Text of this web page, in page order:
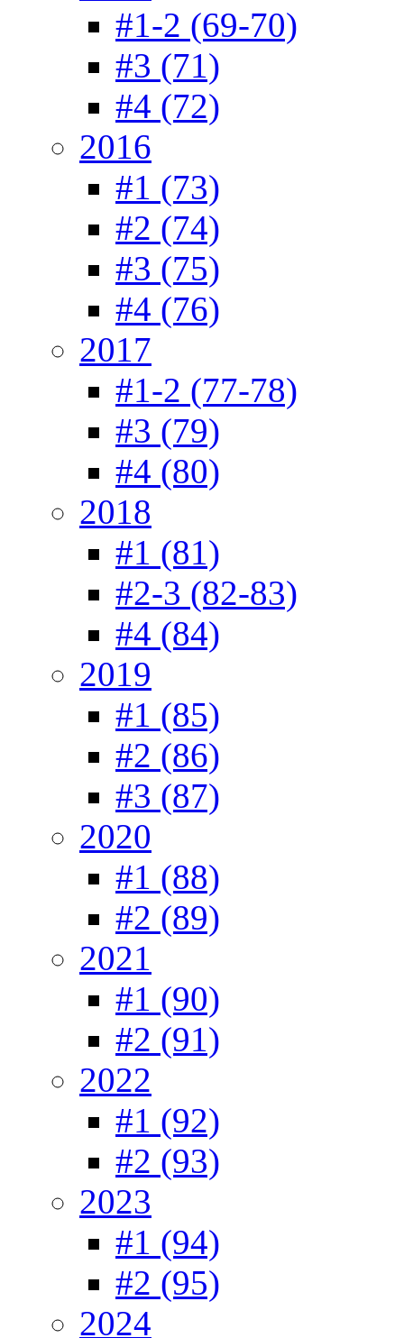
#1-2 (69-70)
#3 (71)
#4 (72)
2016
#1 (73)
#2 (74)
#3 (75)
#4 (76)
2017
#1-2 (77-78)
#3 (79)
#4 (80)
2018
#1 (81)
#2-3 (82-83)
#4 (84)
2019
#1 (85)
#2 (86)
#3 (87)
2020
#1 (88)
#2 (89)
2021
#1 (90)
#2 (91)
2022
#1 (92)
#2 (93)
2023
#1 (94)
#2 (95)
2024